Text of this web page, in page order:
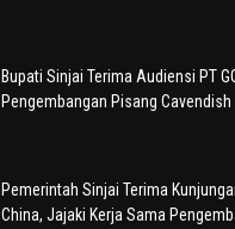
Bupati Sinjai Terima Audiensi PT
Pengembangan Pisang Cavendish
Pemerintah Sinjai Terima
China, Jajaki Kerja Sama